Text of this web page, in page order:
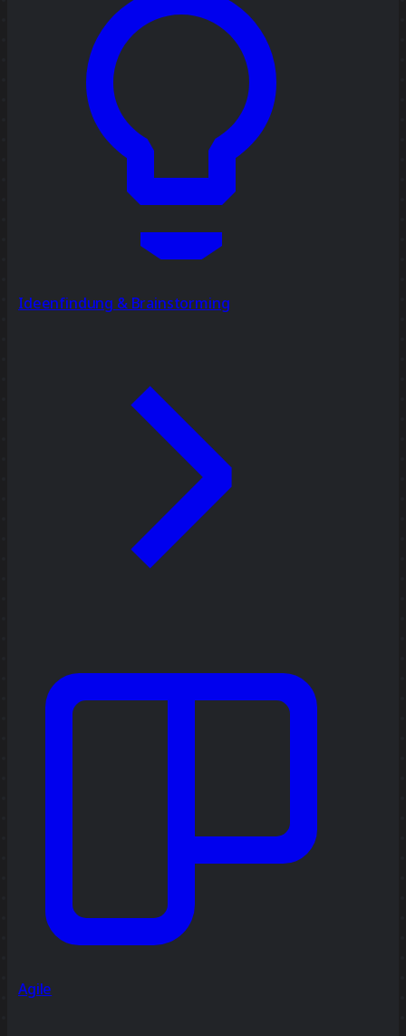
Ideenfindung & Brainstorming
Agile